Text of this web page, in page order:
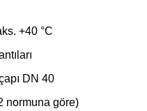
+40 °C
DN 40
normuna göre)